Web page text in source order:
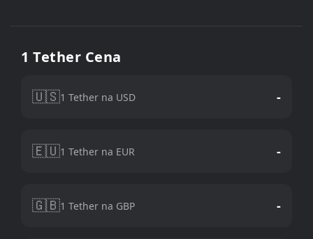
1 Tether Cena
🇺🇸1 Tether na USD -
🇪🇺1 Tether na EUR -
🇬🇧1 Tether na GBP -